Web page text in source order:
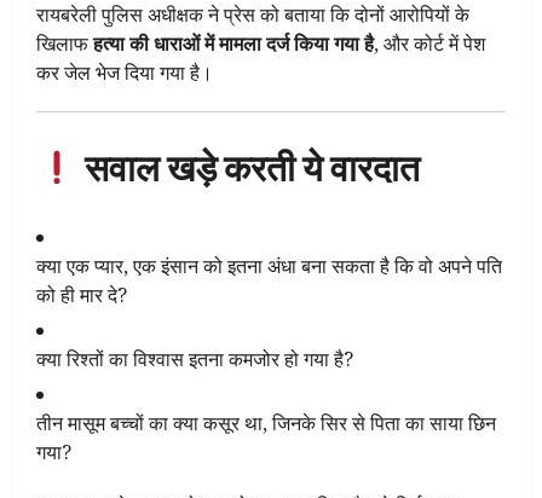
रायबरेली पुलिस अधीक्षक ने प्रेस को बताया कि दोनों आरोपियों के
खिलाफहत्या की धाराओं में मामला दर्ज किया गया है, और कोर्ट में पेश
कर जेल भेज दिया गया है।
सवाल खड़े करती ये वारदात
क्या एक प्यार, एक इंसान को इतना अंधा बना सकता है कि वो अपने पति
को ही मार दे?
क्या रिश्तों का विश्वास इतना कमजोर हो गया है?
तीन मासूम बच्चों का क्या कसूर था, जिनके सिर से पिता का साया छिन
गया?